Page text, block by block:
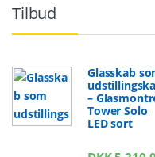
Tilbud
Glasskab
–
Tower Solo
LED sort